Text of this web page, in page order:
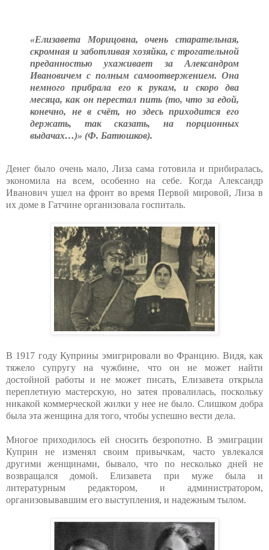
«Елизавета Морицовна, очень старательная,
скромная и заботливая хозяйка, с трогательной
преданностью ухаживает за Александром
Ивановичем с полным самоотвержением. Она
немного прибрала его к рукам, и скоро два
месяца, как он перестал пить (то, что за едой,
конечно, не в счёт, но здесь приходится его
держать, так сказать, на порционных
выдачах…)» (Ф. Батюшков).
Денег было очень мало, Лиза сама готовила и прибиралась,
экономила на всем, особенно на себе. Когда Александр
Иванович ушел на фронт во время Первой мировой, Лиза в
их доме в Гатчине организовала госпиталь.
В 1917 году Куприны эмигрировали во Францию. Видя, как
тяжело супругу на чужбине, что он не может найти
достойной работы и не может писать, Елизавета открыла
переплетную мастерскую, но затея провалилась, поскольку
никакой коммерческой жилки у нее не было. Слишком добра
была эта женщина для того, чтобы успешно вести дела.
Многое приходилось ей сносить безропотно. В эмиграции
Куприн не изменял своим привычкам, часто увлекался
другими женщинами, бывало, что по несколько дней не
возвращался домой. Елизавета при муже была и
литературным редактором, и администратором,
организовывавшим его выступления, и надежным тылом.